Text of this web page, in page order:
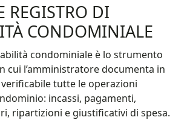
REGISTRO DI
CONDOMINIALE
condominiale è lo strumento
cui l’amministratore documenta in
tutte le operazioni
incassi, pagamenti,
ripartizioni e giustificativi di spesa.